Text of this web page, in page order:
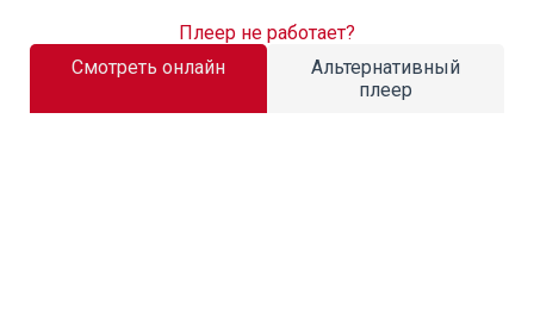
Смотреть онлайн
Альтернативный
плеер
Плеер не работает?